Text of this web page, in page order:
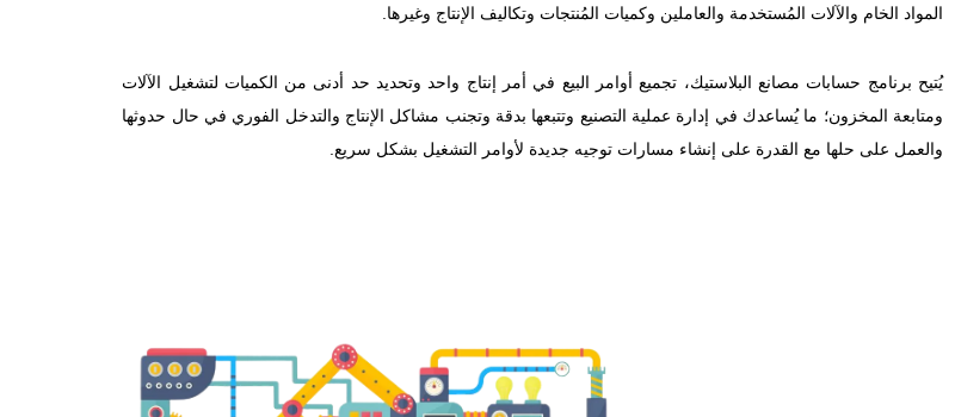
المواد الخام والآلات المُستخدمة والعاملين وكميات المُنتجات وتكاليف الإنتاج وغيرها.
يُتيح برنامج حسابات مصانع البلاستيك، تجميع أوامر البيع في أمر إنتاج واحد وتحديد حد أدنى من الكميات لتشغيل الآلات
ومتابعة المخزون؛ ما يُساعدك في إدارة عملية التصنيع وتتبعها بدقة وتجنب مشاكل الإنتاج والتدخل الفوري في حال حدوثها
والعمل على حلها مع القدرة على إنشاء مسارات توجيه جديدة لأوامر التشغيل بشكل سريع.